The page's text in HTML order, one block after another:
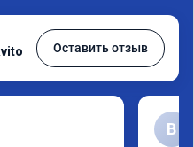
Оставить отзыв
В